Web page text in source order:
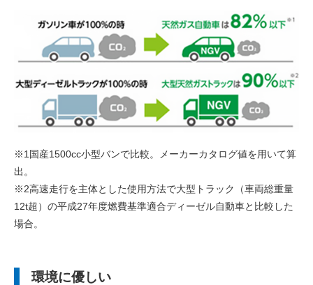
※1国産1500cc小型バンで比較。メーカーカタログ値を用いて算
出。
※2高速走行を主体とした使用方法で大型トラック（車両総重量
12t超）の平成27年度燃費基準適合ディーゼル自動車と比較した
場合。
環境に優しい